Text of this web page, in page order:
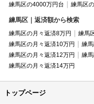
練馬区の4000万円台
練馬区
練馬区｜返済額から検索
練馬区の月々返済8万円
練馬
練馬区の月々返済10万円
練
練馬区の月々返済12万円
練
練馬区の月々返済14万円
トップページ